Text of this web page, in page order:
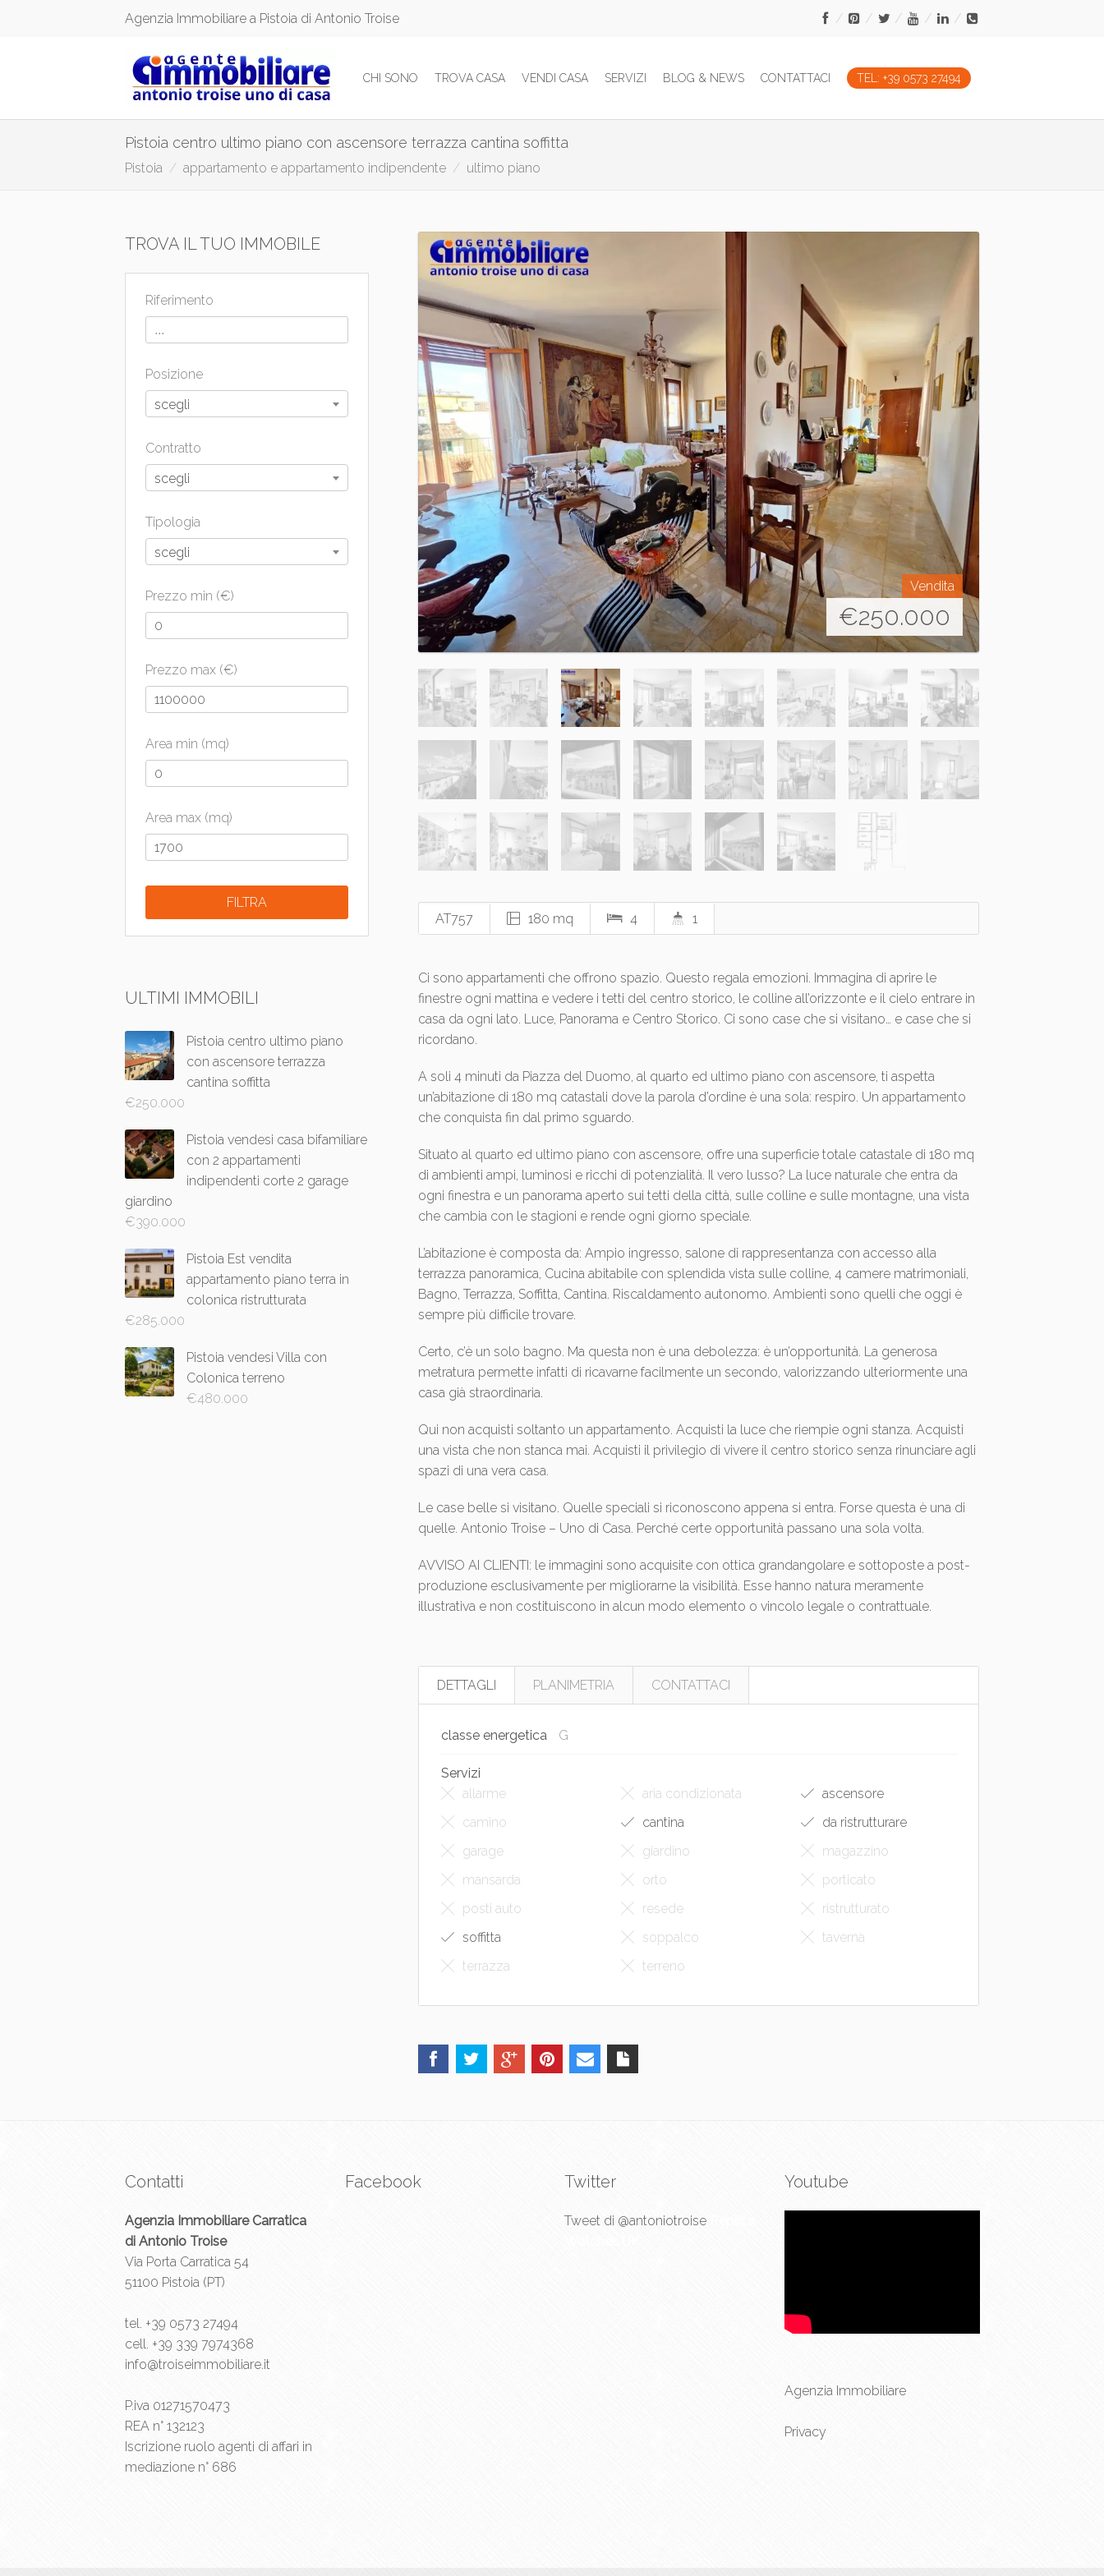
Agenzia Immobiliare a Pistoia di Antonio Troise
CHI SONO TROVA CASA VENDI CASA SERVIZI BLOG & NEWS CONTATTACI TEL: +39 0573 27494
Pistoia centro ultimo piano con ascensore terrazza cantina soffitta
Pistoia appartamento e appartamento indipendente ultimo piano
Vendita
€250.000
AT757 180 mq 4 1
Ci sono appartamenti che offrono spazio. Questo regala emozioni. Immagina di aprire le
finestre ogni mattina e vedere i tetti del centro storico, le colline all’orizzonte e il cielo entrare in
casa da ogni lato. Luce, Panorama e Centro Storico. Ci sono case che si visitano… e case che si
ricordano.
A soli 4 minuti da Piazza del Duomo, al quarto ed ultimo piano con ascensore, ti aspetta
un’abitazione di 180 mq catastali dove la parola d’ordine è una sola: respiro. Un appartamento
che conquista fin dal primo sguardo.
Situato al quarto ed ultimo piano con ascensore, offre una superficie totale catastale di 180 mq
di ambienti ampi, luminosi e ricchi di potenzialità. Il vero lusso? La luce naturale che entra da
ogni finestra e un panorama aperto sui tetti della città, sulle colline e sulle montagne, una vista
che cambia con le stagioni e rende ogni giorno speciale.
L’abitazione è composta da: Ampio ingresso, salone di rappresentanza con accesso alla
terrazza panoramica, Cucina abitabile con splendida vista sulle colline, 4 camere matrimoniali,
Bagno, Terrazza, Soffitta, Cantina. Riscaldamento autonomo. Ambienti sono quelli che oggi è
sempre più difficile trovare.
Certo, c’è un solo bagno. Ma questa non è una debolezza: è un’opportunità. La generosa
metratura permette infatti di ricavarne facilmente un secondo, valorizzando ulteriormente una
casa già straordinaria.
Qui non acquisti soltanto un appartamento. Acquisti la luce che riempie ogni stanza. Acquisti
una vista che non stanca mai. Acquisti il privilegio di vivere il centro storico senza rinunciare agli
spazi di una vera casa.
Le case belle si visitano. Quelle speciali si riconoscono appena si entra. Forse questa è una di
quelle. Antonio Troise – Uno di Casa. Perché certe opportunità passano una sola volta.
AVVISO AI CLIENTI: le immagini sono acquisite con ottica grandangolare e sottoposte a post-
produzione esclusivamente per migliorarne la visibilità. Esse hanno natura meramente
illustrativa e non costituiscono in alcun modo elemento o vincolo legale o contrattuale.
DETTAGLI PLANIMETRIA CONTATTACI
classe energetica G
Servizi
allarme
aria condizionata
ascensore
camino
cantina
da ristrutturare
garage
giardino
magazzino
mansarda
orto
porticato
posti auto
resede
ristrutturato
soffitta
soppalco
taverna
terrazza
terreno
TROVA IL TUO IMMOBILE
Riferimento
Posizione
scegli
Contratto
scegli
Tipologia
scegli
Prezzo min (€)
Prezzo max (€)
Area min (mq)
Area max (mq)
ULTIMI IMMOBILI
Pistoia centro ultimo piano
con ascensore terrazza
cantina soffitta
€250.000
Pistoia vendesi casa bifamiliare
con 2 appartamenti
indipendenti corte 2 garage
giardino
€390.000
Pistoia Est vendita
appartamento piano terra in
colonica ristrutturata
€285.000
Pistoia vendesi Villa con
Colonica terreno
€480.000
Contatti
Agenzia Immobiliare Carratica
di Antonio Troise
Via Porta Carratica 54
51100 Pistoia (PT)
tel. +39 0573 27494
cell. +39 339 7974368
info@troiseimmobiliare.it
P.iva 01271570473
REA n° 132123
Iscrizione ruolo agenti di affari in
mediazione n° 686
Facebook Twitter
Tweet di @antoniotroise
Youtube
Agenzia Immobiliare
Privacy